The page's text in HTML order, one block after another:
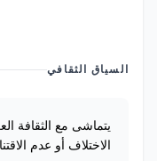
السياق الثقافي
يتماشى مع الثقافة
الاختلاف أو عدم